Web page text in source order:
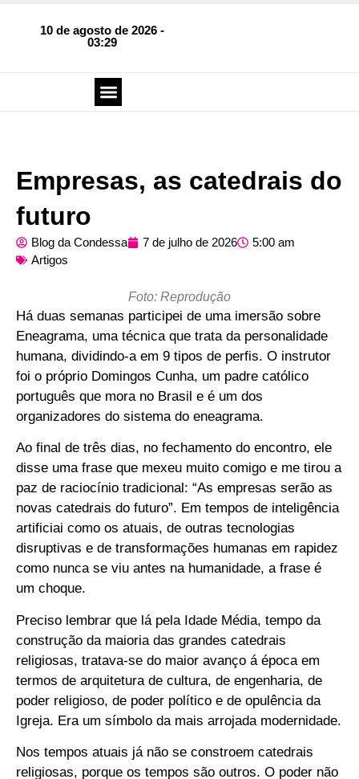
10 de agosto de 2026 -
03:29
Empresas, as catedrais do
futuro
Blog da Condessa 7 de julho de 2026
5:00 am
Artigos
Foto: Reprodução
Há duas semanas participei de uma imersão sobre
Eneagrama, uma técnica que trata da personalidade
humana, dividindo-a em 9 tipos de perfis. O instrutor
foi o próprio Domingos Cunha, um padre católico
português que mora no Brasil e é um dos
organizadores do sistema do eneagrama.
Ao final de três dias, no fechamento do encontro, ele
disse uma frase que mexeu muito comigo e me tirou a
paz de raciocínio tradicional: “As empresas serão as
novas catedrais do futuro”. Em tempos de inteligência
artificiai como os atuais, de outras tecnologias
disruptivas e de transformações humanas em rapidez
como nunca se viu antes na humanidade, a frase é
um choque.
Preciso lembrar que lá pela Idade Média, tempo da
construção da maioria das grandes catedrais
religiosas, tratava-se do maior avanço á época em
termos de arquitetura de cultura, de engenharia, de
poder religioso, de poder político e de opulência da
Igreja. Era um símbolo da mais arrojada modernidade.
Nos tempos atuais já não se constroem catedrais
religiosas, porque os tempos são outros. O poder não